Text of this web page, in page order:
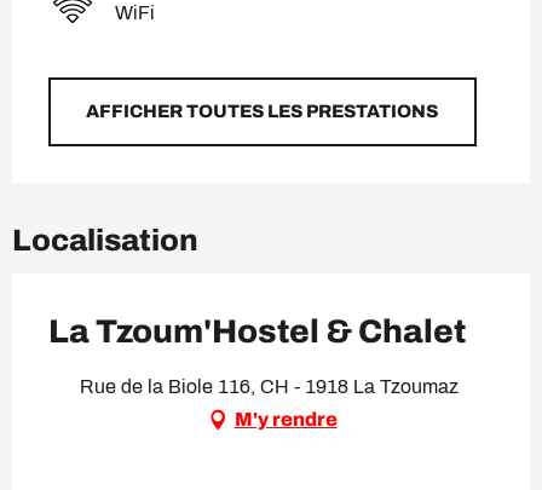
WiFi
AFFICHER TOUTES LES PRESTATIONS
Localisation
La Tzoum'Hostel & Chalet
Rue de la Biole 116, CH - 1918 La Tzoumaz
M'y rendre